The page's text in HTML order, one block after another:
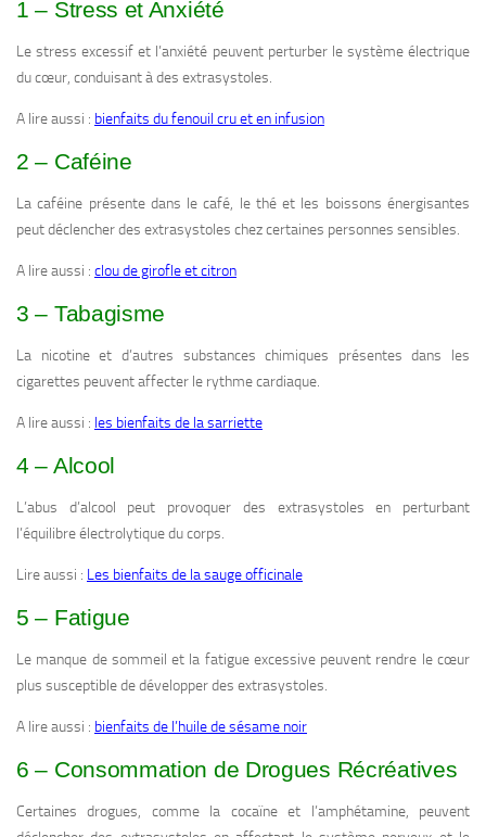
1 – Stress et Anxiété
Le stress excessif et l’anxiété peuvent perturber le système électrique
du cœur, conduisant à des extrasystoles.
A lire aussi : bienfaits du fenouil cru et en infusion
2 – Caféine
La caféine présente dans le café, le thé et les boissons énergisantes
peut déclencher des extrasystoles chez certaines personnes sensibles.
A lire aussi : clou de girofle et citron
3 – Tabagisme
La nicotine et d’autres substances chimiques présentes dans les
cigarettes peuvent affecter le rythme cardiaque.
A lire aussi : les bienfaits de la sarriette
4 – Alcool
L’abus d’alcool peut provoquer des extrasystoles en perturbant
l’équilibre électrolytique du corps.
Lire aussi : Les bienfaits de la sauge officinale
5 – Fatigue
Le manque de sommeil et la fatigue excessive peuvent rendre le cœur
plus susceptible de développer des extrasystoles.
A lire aussi : bienfaits de l’huile de sésame noir
6 – Consommation de Drogues Récréatives
Certaines drogues, comme la cocaïne et l’amphétamine, peuvent